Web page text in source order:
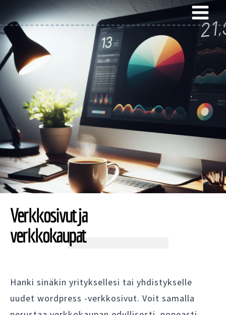
Verkkosivut ja
verkkokaupat
Hanki sinäkin yrityksellesi tai yhdistykselle
uudet wordpress -verkkosivut. Voit samalla